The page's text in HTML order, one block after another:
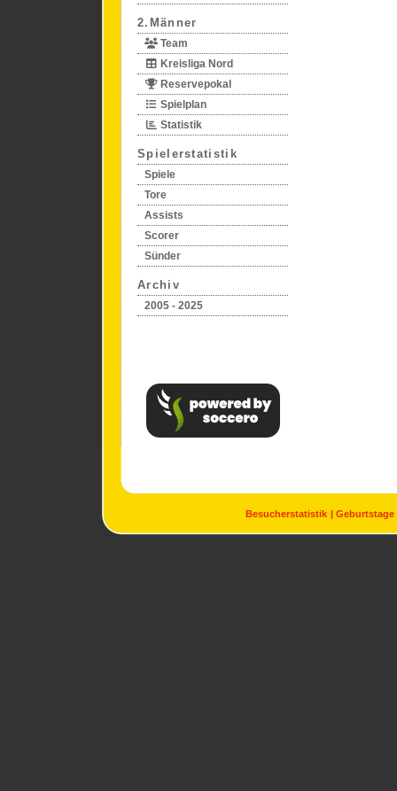
2.Männer
Team
Kreisliga Nord
Reservepokal
Spielplan
Statistik
Spielerstatistik
Spiele
Tore
Assists
Scorer
Sünder
Archiv
2005 - 2025
Besucherstatistik Geburtstage